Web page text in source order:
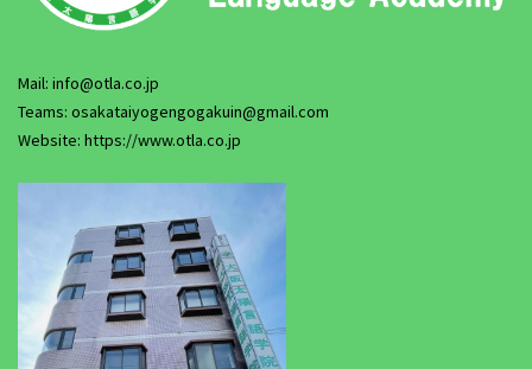
Mail: info@otla.co.jp
Teams: osakataiyogengogakuin@gmail.com
Website: https://www.otla.co.jp